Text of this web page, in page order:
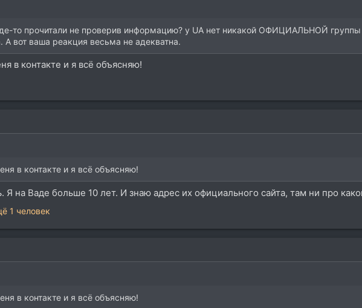
то прочитали не проверив информацию? у UA нет никакой ОФИЦИАЛЬНОЙ
А вот ваша реакция весьма не адекватна.
в контакте и я всё объясняю!
в контакте и я всё объясняю!
Я на Ваде больше 10 лет. И знаю адрес их официального сайта, там ни про
1 человек
в контакте и я всё объясняю!